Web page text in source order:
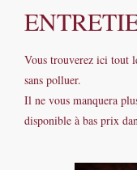
Vous trouverez ici tout
sans polluer.
Il ne vous manquera
disponible à bas prix